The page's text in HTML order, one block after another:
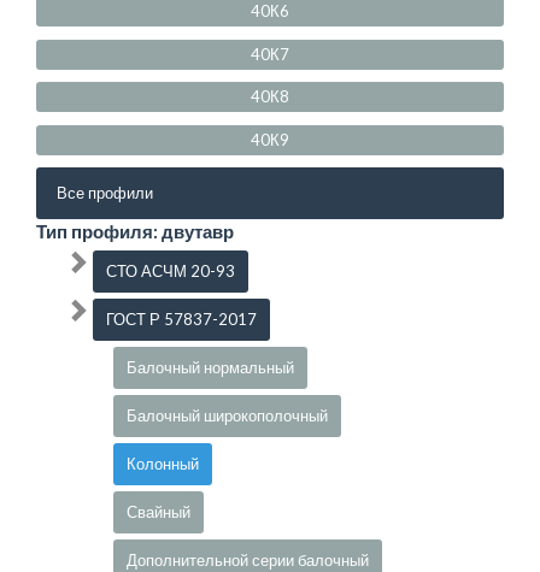
40К6
40К7
40К8
40К9
Все профили
Тип профиля: двутавр
СТО АСЧМ 20-93
ГОСТ Р 57837-2017
Балочный нормальный
Балочный широкополочный
Колонный
Свайный
Дополнительной серии балочный